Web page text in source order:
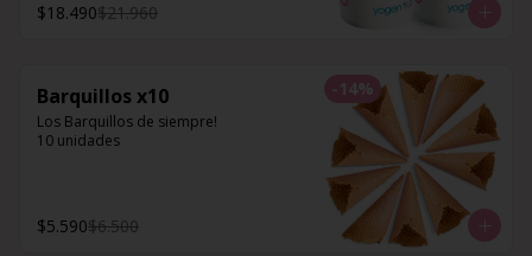
$18.490$21.960
-14%
Barquillos x10
Los Barquillos de siempre!
10 unidades
$5.590$6.500